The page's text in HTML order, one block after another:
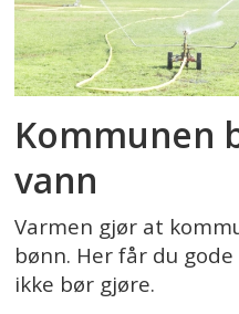
Kommunen
vann
Varmen gjør at
bønn. Her får du
ikke bør gjøre.